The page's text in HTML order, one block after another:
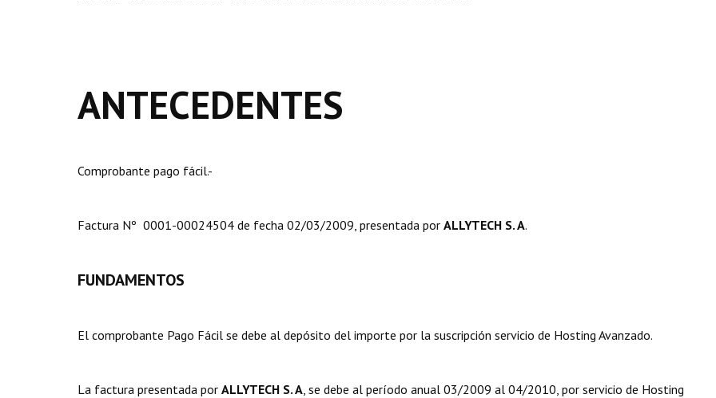
ANTECEDENTES
Comprobante pago fácil.-
Factura Nº 0001-00024504 de fecha 02/03/2009, presentada por ALLYTECH S. A.
FUNDAMENTOS
El comprobante Pago Fácil se debe al depósito del importe por la suscripción servicio de Hosting Avanzado.
La factura presentada por  ALLYTECH S. A, se debe al período anual 03/2009 al 04/2010, por servicio de Hosting